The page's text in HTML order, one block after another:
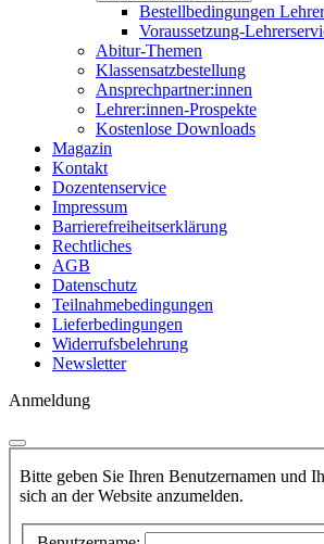
Bestellbedingungen
Voraussetzung-
Abitur-Themen
Klassensatzbestellung
Ansprechpartner:innen
Lehrer:innen-Prospekte
Kostenlose Downloads
Magazin
Kontakt
Dozentenservice
Impressum
Barrierefreiheitserklärung
Rechtliches
AGB
Datenschutz
Teilnahmebedingungen
Lieferbedingungen
Widerrufsbelehrung
Newsletter
Anmeldung